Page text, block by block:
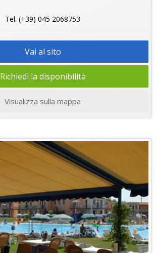
Tel. (+39) 045 2068753
Vai al sito
Richiedi la disponibilità
Visualizza sulla mappa